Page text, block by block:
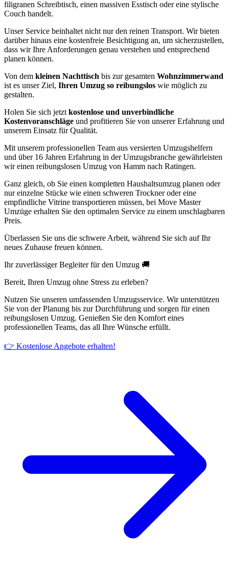
filigranen Schreibtisch, einen massiven Esstisch oder eine stylische
Couch handelt.
Unser Service beinhaltet nicht nur den reinen Transport. Wir bieten
darüber hinaus eine kostenfreie Besichtigung an, um sicherzustellen,
dass wir Ihre Anforderungen genau verstehen und entsprechend
planen können.
Von dem kleinen Nachttisch bis zur gesamten Wohnzimmerwand
ist es unser Ziel, Ihren Umzug so reibungslos wie möglich zu
gestalten.
Holen Sie sich jetzt kostenlose und unverbindliche
Kostenvoranschläge und profitieren Sie von unserer Erfahrung und
unserem Einsatz für Qualität.
Mit unserem professionellen Team aus versierten Umzugshelfern
und über 16 Jahren Erfahrung in der Umzugsbranche gewährleisten
wir einen reibungslosen Umzug von Hamm nach Ratingen.
Ganz gleich, ob Sie einen kompletten Haushaltsumzug planen oder
nur einzelne Stücke wie einen schweren Trockner oder eine
empfindliche Vitrine transportieren müssen, bei Move Master
Umzüge erhalten Sie den optimalen Service zu einem unschlagbaren
Preis.
Überlassen Sie uns die schwere Arbeit, während Sie sich auf Ihr
neues Zuhause freuen können.
Ihr zuverlässiger Begleiter für den Umzug 🚚
Bereit, Ihren Umzug ohne Stress zu erleben?
Nutzen Sie unseren umfassenden Umzugsservice. Wir unterstützen
Sie von der Planung bis zur Durchführung und sorgen für einen
reibungslosen Umzug. Genießen Sie den Komfort eines
professionellen Teams, das all Ihre Wünsche erfüllt.
👉 Kostenlose Angebote erhalten!